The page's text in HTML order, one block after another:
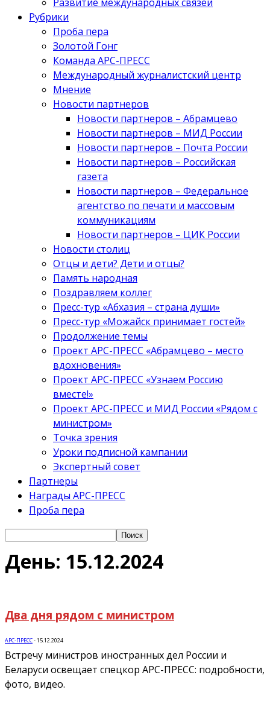
Рубрики
Проба пера
Золотой Гонг
Команда АРС-ПРЕСС
Международный журналистский центр
Мнение
Новости партнеров
Новости партнеров – Абрамцево
Новости партнеров – МИД России
Новости партнеров – Почта России
Новости партнеров – Российская
газета
Новости партнеров – Федеральное
агентство по печати и массовым
коммуникациям
Новости партнеров – ЦИК России
Новости столиц
Отцы и дети? Дети и отцы?
Память народная
Поздравляем коллег
Пресс-тур «Абхазия – страна души»
Пресс-тур «Можайск принимает гостей»
Продолжение темы
Проект АРС-ПРЕСС «Абрамцево – место
вдохновения»
Проект АРС-ПРЕСС «Узнаем Россию
вместе!»
Проект АРС-ПРЕСС и МИД России «Рядом с
министром»
Точка зрения
Уроки подписной кампании
Экспертный совет
Партнеры
Награды АРС-ПРЕСС
Проба пера
День: 15.12.2024
Два дня рядом с министром
АРС-ПРЕСС-15.12.2024
Встречу министров иностранных дел России и
Беларуси освещает спецкор АРС-ПРЕСС: подробности,
фото, видео.